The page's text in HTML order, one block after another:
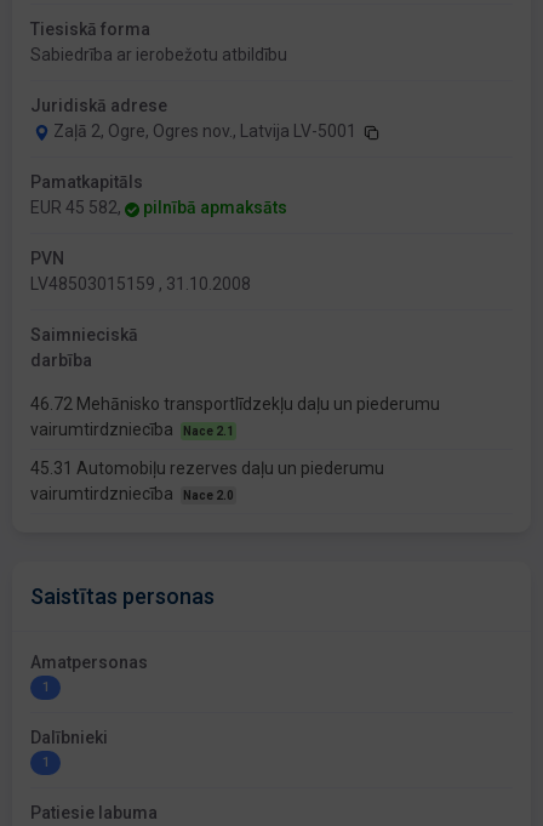
Tiesiskā forma
Sabiedrība ar ierobežotu atbildību
Juridiskā adrese
Zaļā 2, Ogre, Ogres nov., Latvija LV-5001
Pamatkapitāls
EUR 45 582,
pilnībā apmaksāts
PVN
LV48503015159 , 31.10.2008
Saimnieciskā
darbība
46.72 Mehānisko transportlīdzekļu daļu un piederumu
vairumtirdzniecība
Nace 2.1
45.31 Automobiļu rezerves daļu un piederumu
vairumtirdzniecība
Nace 2.0
Saistītas personas
Amatpersonas
1
Dalībnieki
1
Patiesie labuma